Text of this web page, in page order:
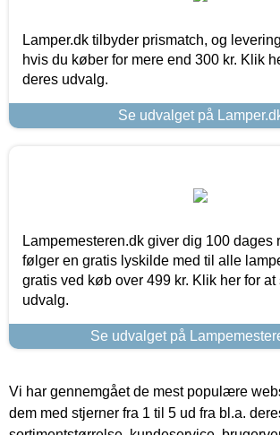
Lamper.dk tilbyder prismatch, og
hvis du køber for mere end 300 kr. Klik
deres udvalg.
Se udvalget på
Lampemesteren.dk giver dig 100 dages
følger en gratis lyskilde med til alle
gratis ved køb over 499 kr. Klik her for at
udvalg.
Se udvalget på
Vi har gennemgået de mest populære
dem med stjerner fra 1 til 5 ud fra bl.a.